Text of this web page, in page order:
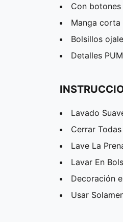
Con botones
Manga corta
Bolsillos
Detalles
Lavado
Cerrar
Lave La
Lavar En
Decoración
Usar